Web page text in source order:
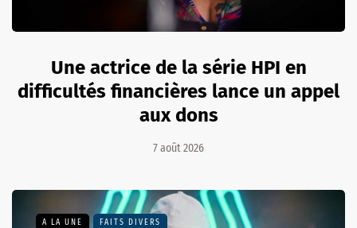
Une actrice de la série HPI en
difficultés financières lance un appel
aux dons
7 août 2026
A LA UNE FAITS DIVERS